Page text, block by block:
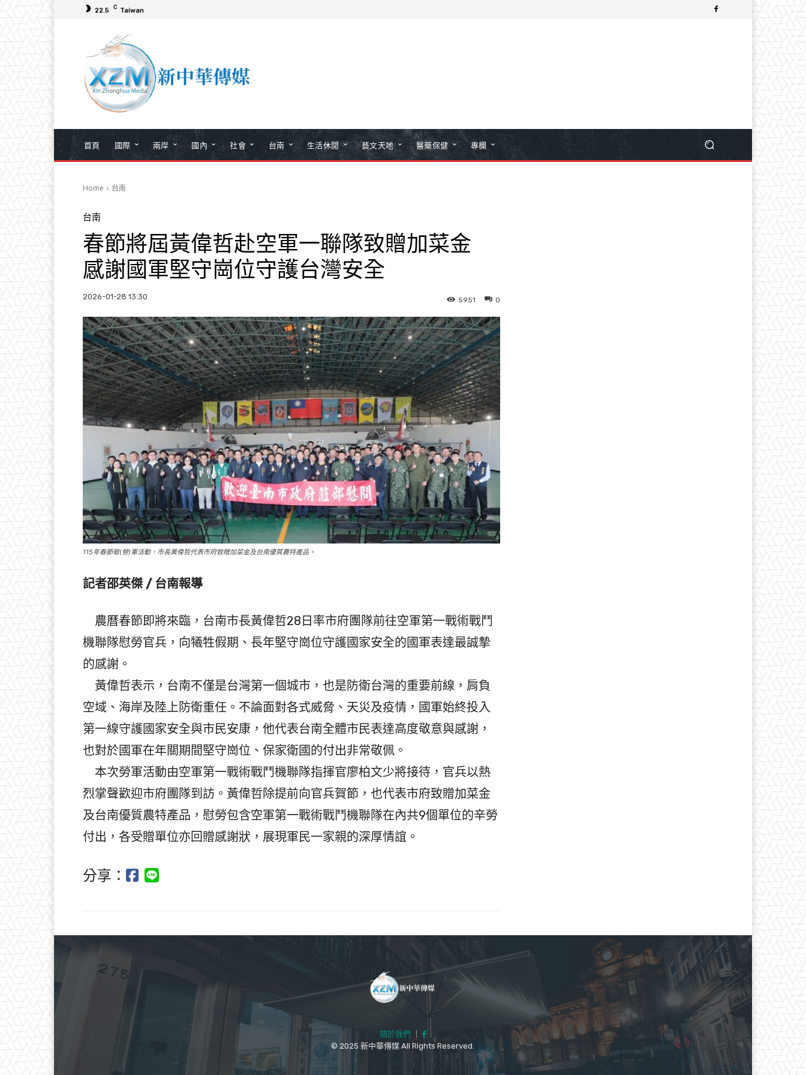
22.5 C Taiwan
首頁 國際 兩岸 國內 社會 台南 生活休閒 藝文天地 醫藥保健 專欄
Home 台南
台南
春節將屆黃偉哲赴空軍一聯隊致贈加菜金
感謝國軍堅守崗位守護台灣安全
2026-01-28 13:30 0
5951
115年春節敬(勞)軍活動，市長黃偉哲代表市府致贈加菜金及台南優質農特產品。
記者邵英傑 / 台南報導
農曆春節即將來臨，台南市長黃偉哲28日率市府團隊前往空軍第一戰術戰鬥
機聯隊慰勞官兵，向犧牲假期、長年堅守崗位守護國家安全的國軍表達最誠摯
的感謝。
黃偉哲表示，台南不僅是台灣第一個城市，也是防衛台灣的重要前線，肩負
空域、海岸及陸上防衛重任。不論面對各式威脅、天災及疫情，國軍始終投入
第一線守護國家安全與市民安康，他代表台南全體市民表達高度敬意與感謝，
也對於國軍在年關期間堅守崗位、保家衛國的付出非常敬佩。
本次勞軍活動由空軍第一戰術戰鬥機聯隊指揮官廖柏文少將接待，官兵以熱
烈掌聲歡迎市府團隊到訪。黃偉哲除提前向官兵賀節，也代表市府致贈加菜金
及台南優質農特產品，慰勞包含空軍第一戰術戰鬥機聯隊在內共9個單位的辛勞
付出，各受贈單位亦回贈感謝狀，展現軍民一家親的深厚情誼。
分享：
關於我們
© 2025 新中華傳媒 All Rights Reserved.